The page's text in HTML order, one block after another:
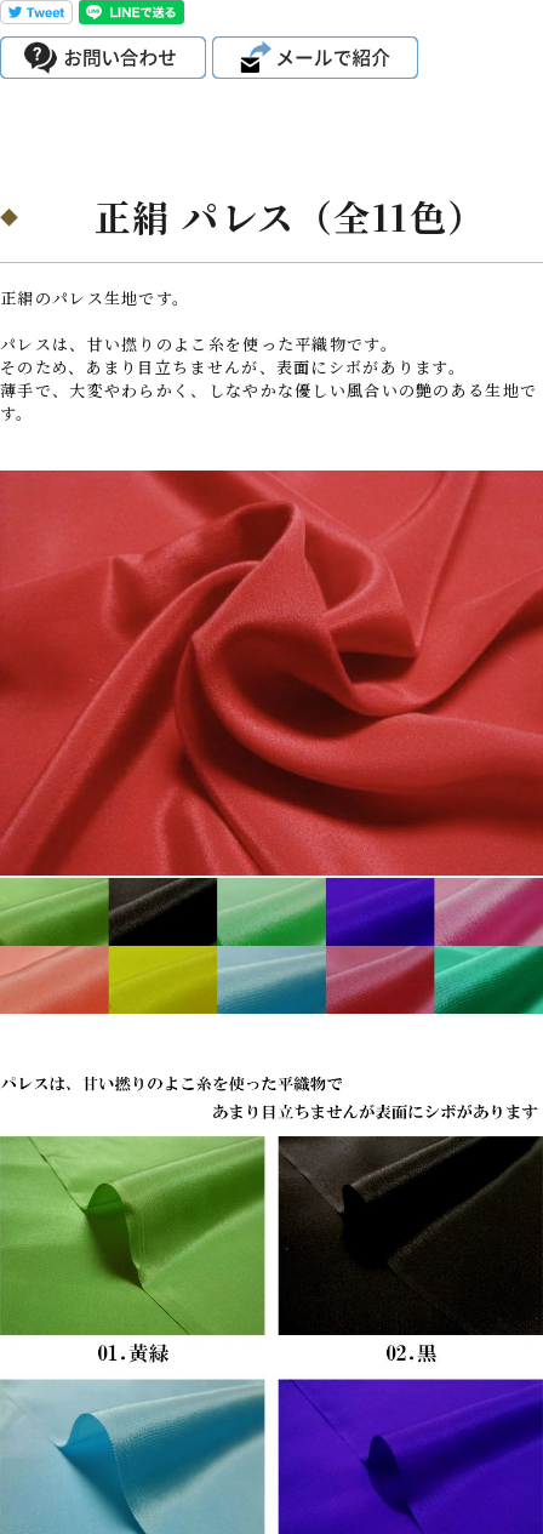
正絹 パレス（全11色）
正絹のパレス生地です。
パレスは、甘い撚りのよこ糸を使った平織物です。
そのため、あまり目立ちませんが、表面にシボがあります。
薄手で、大変やわらかく、しなやかな優しい風合いの艶のある生地で
す。